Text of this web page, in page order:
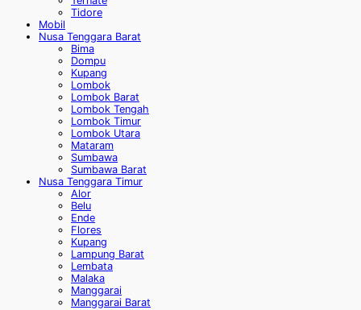
Tidore
Mobil
Nusa Tenggara Barat
Bima
Dompu
Kupang
Lombok
Lombok Barat
Lombok Tengah
Lombok Timur
Lombok Utara
Mataram
Sumbawa
Sumbawa Barat
Nusa Tenggara Timur
Alor
Belu
Ende
Flores
Kupang
Lampung Barat
Lembata
Malaka
Manggarai
Manggarai Barat